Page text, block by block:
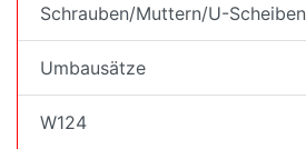
Schrauben/Muttern/U-Scheiben
Umbausätze
W124